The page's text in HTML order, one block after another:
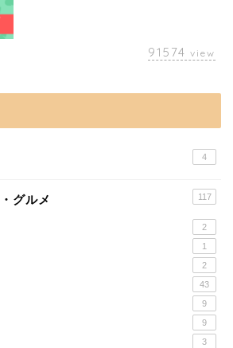
91574 view
4
グルメ 117
2
1
2
43
9
9
3